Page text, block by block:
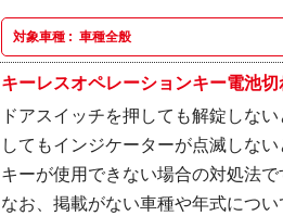
対象車種 : 車種全般
キーレスオペレーションキー電池
ドアスイッチを押しても解錠しな
してもインジケーターが点滅しな
キーが使用できない場合の対処法
なお、掲載がない車種や年式につ